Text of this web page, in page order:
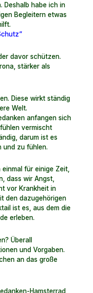
Deshalb habe ich in
Begleitern etwas
davor schützen.
stärker als
Diese wirkt ständig
Welt.
anfangen sich
vermischt
darum ist es
und zu fühlen.
für einige Zeit,
dass wir Angst,
vor Krankheit in
den dazugehörigen
ist es, aus dem die
erleben.
Überall
und Vorgaben.
an das große
Hamsterrad